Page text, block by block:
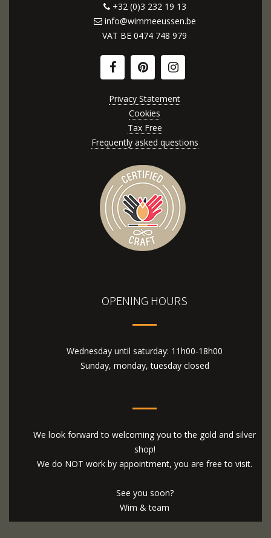
+32 (0)3 232 19 13
info@wimmeeussen.be
VAT BE 0474 748 979
Privacy Statement
Cookies
Tax Free
Frequently asked questions
OPENING HOURS
Wednesday until saturday: 11h00-18h00
Sunday, monday, tuesday closed
We look forward to welcoming you to the gold and silver
shop!
We do NOT work by appointment, you are free to visit.
See you soon?
Wim & team